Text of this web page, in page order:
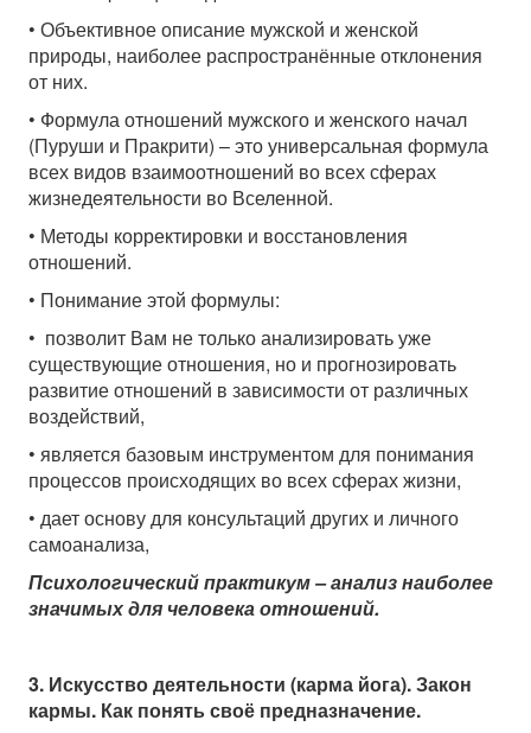
• Объективное описание мужской и женской
природы, наиболее распространённые отклонения
от них.
• Формула отношений мужского и женского начал
(Пуруши и Пракрити) – это универсальная формула
всех видов взаимоотношений во всех сферах
жизнедеятельности во Вселенной.
• Методы корректировки и восстановления
отношений.
• Понимание этой формулы:
• позволит Вам не только анализировать уже
существующие отношения, но и прогнозировать
развитие отношений в зависимости от различных
воздействий,
• является базовым инструментом для понимания
процессов происходящих во всех сферах жизни,
• дает основу для консультаций других и личного
самоанализа,
Психологический практикум – анализ наиболее
значимых для человека отношений.
3. Искусство деятельности (карма йога). Закон
кармы. Как понять своё предназначение.